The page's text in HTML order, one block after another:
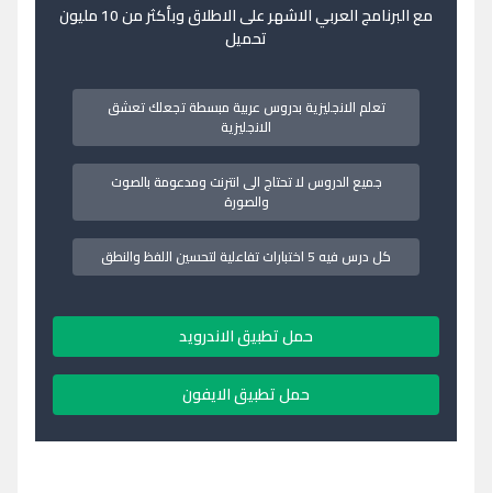
مع البرنامج العربي الاشهر على الاطلاق وبأكثر من 10 مليون
تحميل
تعلم الانجليزية بدروس عربية مبسطة تجعلك تعشق
الانجليزية
جميع الدروس لا تحتاج الى انترنت ومدعومة بالصوت
والصورة
كل درس فيه 5 اختبارات تفاعلية لتحسين اللفظ والنطق
حمل تطبيق الاندرويد
حمل تطبيق الايفون